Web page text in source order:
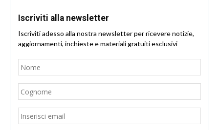
Iscriviti alla newsletter
Iscriviti adesso alla nostra newsletter per ricevere notizie,
aggiornamenti, inchieste e materiali gratuiti esclusivi
Nome
Email